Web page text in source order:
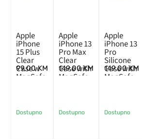
Apple
iPhone
15 Plus
Clear
Case w
MagSafe
99,00KM
Dostupno
Apple
iPhone 13
Pro Max
Clear
Case with
MagSafe
149,00KM
Dostupno
Apple
iPhone 13
Pro
Silicone
Case with
MagSafe –
149,00KM
Dostupno